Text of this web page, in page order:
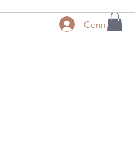
Connexion